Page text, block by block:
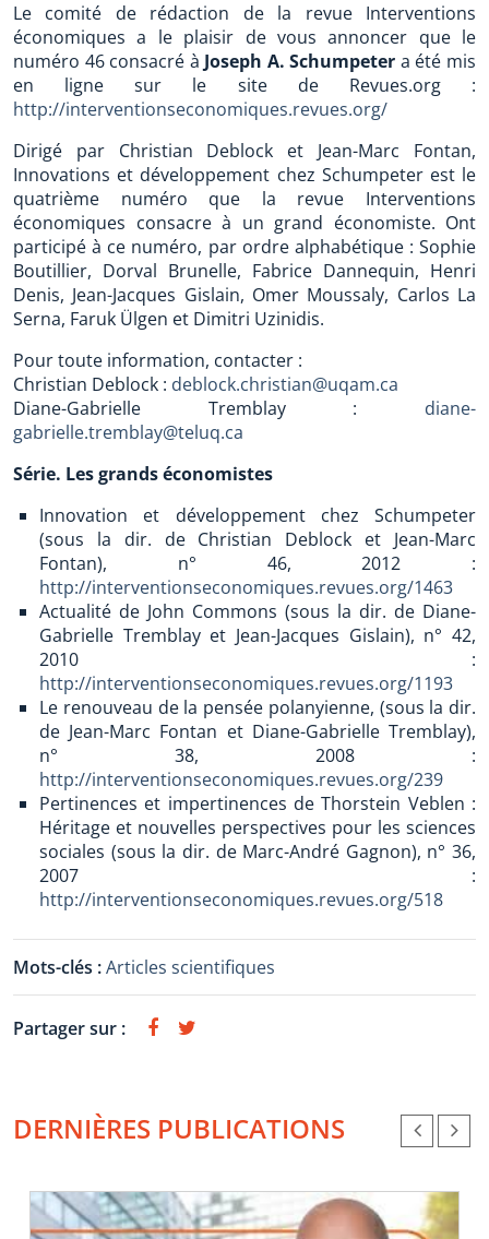
Le comité de rédaction de la revue Interventions
économiques a le plaisir de vous annoncer que le
numéro 46 consacré à Joseph A. Schumpeter a été mis
en ligne sur le site de Revues.org :
http://interventionseconomiques.revues.org/
Dirigé par Christian Deblock et Jean-Marc Fontan,
Innovations et développement chez Schumpeter est le
quatrième numéro que la revue Interventions
économiques consacre à un grand économiste. Ont
participé à ce numéro, par ordre alphabétique : Sophie
Boutillier, Dorval Brunelle, Fabrice Dannequin, Henri
Denis, Jean-Jacques Gislain, Omer Moussaly, Carlos La
Serna, Faruk Ülgen et Dimitri Uzinidis.
Pour toute information, contacter :
Christian Deblock : deblock.christian@uqam.ca
Diane-Gabrielle Tremblay : diane-
gabrielle.tremblay@teluq.ca
Série. Les grands économistes
Innovation et développement chez Schumpeter
(sous la dir. de Christian Deblock et Jean-Marc
Fontan), n° 46, 2012 :
http://interventionseconomiques.revues.org/1463
Actualité de John Commons (sous la dir. de Diane-
Gabrielle Tremblay et Jean-Jacques Gislain), n° 42,
2010 :
http://interventionseconomiques.revues.org/1193
Le renouveau de la pensée polanyienne, (sous la dir.
de Jean-Marc Fontan et Diane-Gabrielle Tremblay),
n° 38, 2008 :
http://interventionseconomiques.revues.org/239
Pertinences et impertinences de Thorstein Veblen :
Héritage et nouvelles perspectives pour les sciences
sociales (sous la dir. de Marc-André Gagnon), n° 36,
2007 :
http://interventionseconomiques.revues.org/518
Mots-clés :Articles scientifiques
Partager sur :
DERNIÈRES PUBLICATIONS